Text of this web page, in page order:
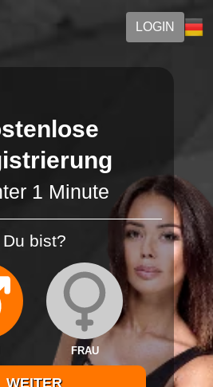
LOGIN
1 Minute
Du bist?
FRAU